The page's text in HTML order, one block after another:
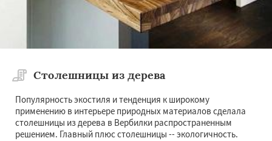
Столешницы из дерева
Популярность экостиля и тенденция к широкому
применению в интерьере природных материалов сделала
столешницы из дерева в Вербилки распространенным
решением. Главный плюс столешницы -- экологичность.